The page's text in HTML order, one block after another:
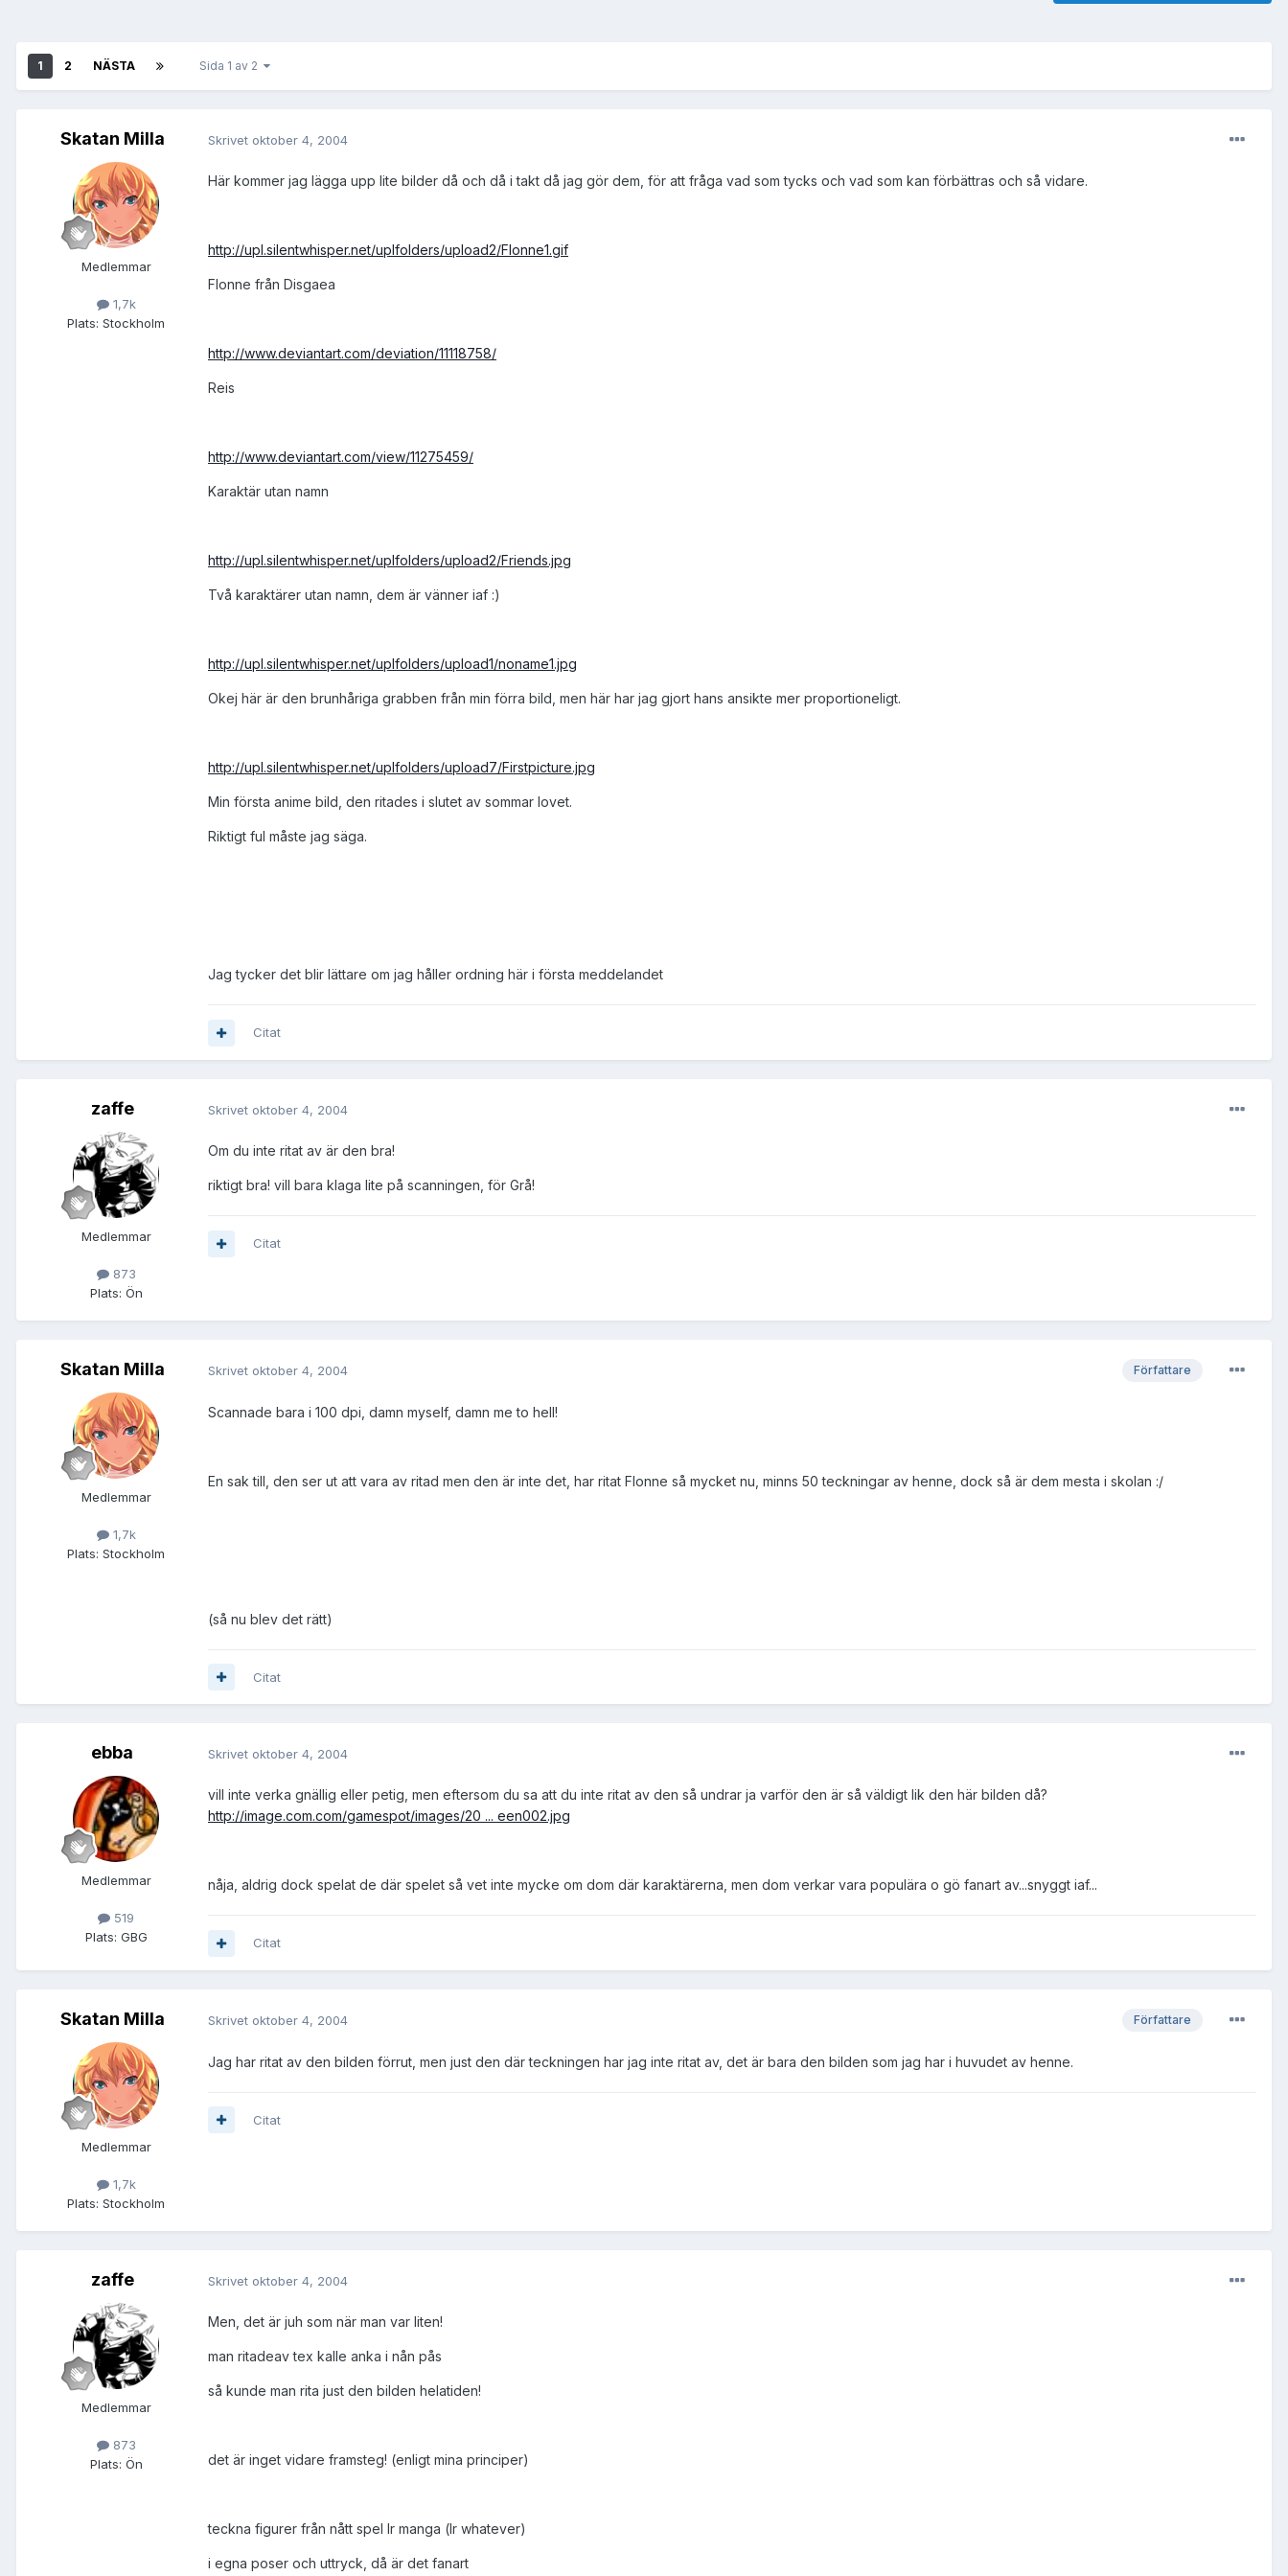
1 2 NÄSTA Sida 1 av 2
Skatan Milla
Medlemmar
1,7k
Plats: Stockholm
Skrivet oktober 4, 2004
Här kommer jag lägga upp lite bilder då och då i takt då jag gör dem, för att fråga vad som tycks och vad som kan förbättras och så vidare.
http://upl.silentwhisper.net/uplfolders/upload2/Flonne1.gif
Flonne från Disgaea
http://www.deviantart.com/deviation/11118758/
Reis
http://www.deviantart.com/view/11275459/
Karaktär utan namn
http://upl.silentwhisper.net/uplfolders/upload2/Friends.jpg
Två karaktärer utan namn, dem är vänner iaf :)
http://upl.silentwhisper.net/uplfolders/upload1/noname1.jpg
Okej här är den brunhåriga grabben från min förra bild, men här har jag gjort hans ansikte mer proportioneligt.
http://upl.silentwhisper.net/uplfolders/upload7/Firstpicture.jpg
Min första anime bild, den ritades i slutet av sommar lovet.
Riktigt ful måste jag säga.
Jag tycker det blir lättare om jag håller ordning här i första meddelandet
Citat
zaffe
Medlemmar
873
Plats: Ön
Skrivet oktober 4, 2004
Om du inte ritat av är den bra!
riktigt bra! vill bara klaga lite på scanningen, för Grå!
Citat
Skatan Milla
Medlemmar
1,7k
Plats: Stockholm
Författare
Skrivet oktober 4, 2004
Scannade bara i 100 dpi, damn myself, damn me to hell!
En sak till, den ser ut att vara av ritad men den är inte det, har ritat Flonne så mycket nu, minns 50 teckningar av henne, dock så är dem mesta i skolan :/
(så nu blev det rätt)
Citat
ebba
Medlemmar
519
Plats: GBG
Skrivet oktober 4, 2004
vill inte verka gnällig eller petig, men eftersom du sa att du inte ritat av den så undrar ja varför den är så väldigt lik den här bilden då?
http://image.com.com/gamespot/images/20 ... een002.jpg
nåja, aldrig dock spelat de där spelet så vet inte mycke om dom där karaktärerna, men dom verkar vara populära o gö fanart av...snyggt iaf...
Citat
Skatan Milla
Medlemmar
1,7k
Plats: Stockholm
Författare
Skrivet oktober 4, 2004
Jag har ritat av den bilden förrut, men just den där teckningen har jag inte ritat av, det är bara den bilden som jag har i huvudet av henne.
Citat
zaffe
Medlemmar
873
Plats: Ön
Skrivet oktober 4, 2004
Men, det är juh som när man var liten!
man ritadeav tex kalle anka i nån pås
så kunde man rita just den bilden helatiden!
det är inget vidare framsteg! (enligt mina principer)
teckna figurer från nått spel lr manga (lr whatever)
i egna poser och uttryck, då är det fanart